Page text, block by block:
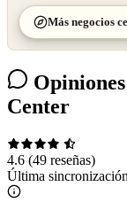
Más negocios
Center
4.6 (49 reseñas)
Última